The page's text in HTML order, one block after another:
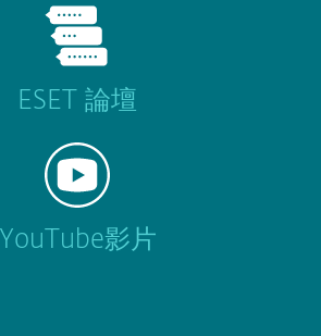
ESET 論壇
YouTube影片